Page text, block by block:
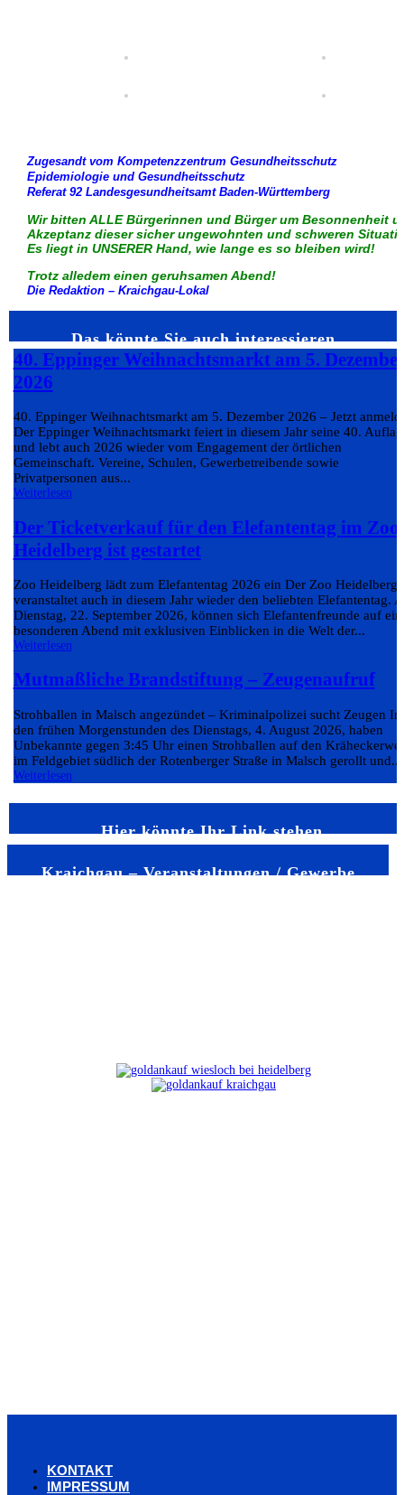
Zugesandt vom Kompetenzzentrum Gesundheitsschutz
Epidemiologie und Gesundheitsschutz
Referat 92 Landesgesundheitsamt Baden-Württemberg
Wir bitten ALLE Bürgerinnen und Bürger um Besonnenheit
Akzeptanz dieser sicher ungewohnten und schweren
Es liegt in UNSERER Hand, wie lange es so bleiben wird!
Trotz alledem einen geruhsamen Abend!
Die Redaktion – Kraichgau-Lokal
Das könnte Sie auch interessieren…
40. Eppinger Weihnachtsmarkt am 5.
2026
40. Eppinger Weihnachtsmarkt am 5. Dezember 2026 – Jetzt
Der Eppinger Weihnachtsmarkt feiert in diesem Jahr seine 40.
und lebt auch 2026 wieder vom Engagement der örtlichen
Gemeinschaft. Vereine, Schulen, Gewerbetreibende sowie
Privatpersonen aus...
Weiterlesen
Der Ticketverkauf für den Elefantentag im Zoo
Heidelberg ist gestartet
Zoo Heidelberg lädt zum Elefantentag 2026 ein Der Zoo Heidelberg
veranstaltet auch in diesem Jahr wieder den beliebten Elefantentag.
Dienstag, 22. September 2026, können sich Elefantenfreunde auf
besonderen Abend mit exklusiven Einblicken in die Welt der...
Weiterlesen
Mutmaßliche Brandstiftung – Zeugenaufruf
Strohballen in Malsch angezündet – Kriminalpolizei sucht Zeugen In
den frühen Morgenstunden des Dienstags, 4. August 2026, haben
Unbekannte gegen 3:45 Uhr einen Strohballen auf den
im Feldgebiet südlich der Rotenberger Straße in Malsch gerollt und...
Weiterlesen
Hier könnte Ihr Link stehen
Kraichgau – Veranstaltungen / Gewerbe
KONTAKT
IMPRESSUM